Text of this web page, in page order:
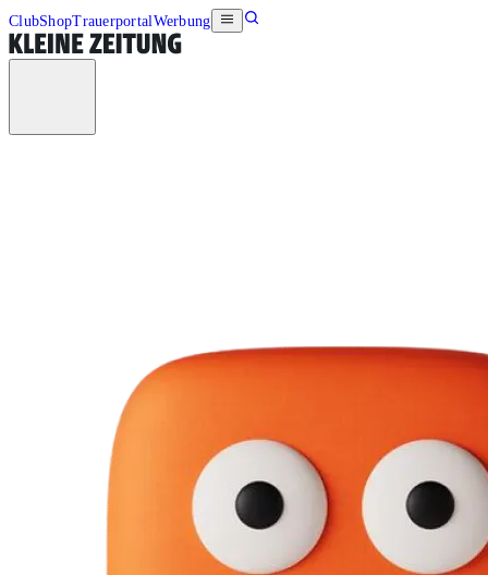
ClubShopTrauerportalWerbung